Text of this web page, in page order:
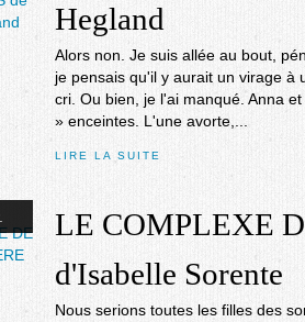
Hegland
Alors non. Je suis allée au bout,
je pensais qu'il y aurait un virage à
cri. Ou bien, je l'ai manqué. Anna
» enceintes. L'une avorte,...
LIRE LA SUITE
LE COMPLEXE
d'Isabelle Sorente
Nous serions toutes les filles des